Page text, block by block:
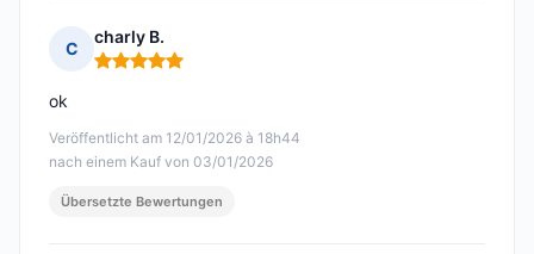
C
charly B.
Hinweis: 5 von 5
Veröffentlicht am 12/01/2026 à 18h44
nach einem Kauf von 03/01/2026
ok
Übersetzte Bewertungen